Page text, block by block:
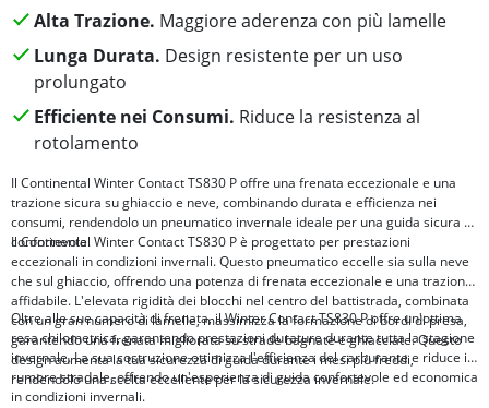
Alta Trazione. Maggiore aderenza con più lamelle
Lunga Durata. Design resistente per un uso
prolungato
Efficiente nei Consumi. Riduce la resistenza al
rotolamento
Il Continental Winter Contact TS830 P offre una frenata eccezionale e una
trazione sicura su ghiaccio e neve, combinando durata e efficienza nei
consumi, rendendolo un pneumatico invernale ideale per una guida sicura e
confortevole.
Il Continental Winter Contact TS830 P è progettato per prestazioni
eccezionali in condizioni invernali. Questo pneumatico eccelle sia sulla neve
che sul ghiaccio, offrendo una potenza di frenata eccezionale e una trazione
affidabile. L'elevata rigidità dei blocchi nel centro del battistrada, combinata
con un gran numero di lamelle, massimizza la formazione di bordi di presa,
garantendo una frenata migliorata su strade bagnate e ghiacciate. Questo
design aumenta la tua sicurezza di guida durante i mesi più freddi,
rendendolo una scelta eccellente per la sicurezza invernale.
Oltre alle sue capacità di frenata, il Winter Contact TS830 P offre un'ottima
resa chilometrica, garantendo prestazioni durature durante tutta la stagione
invernale. La sua costruzione ottimizza l'efficienza del carburante e riduce il
rumore stradale, offrendo un'esperienza di guida confortevole ed economica
in condizioni invernali.